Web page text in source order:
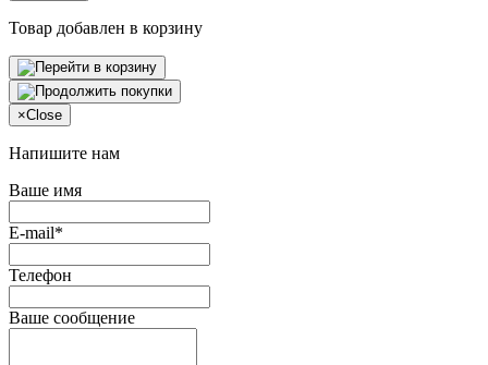
Товар добавлен в корзину
×Close
Напишите нам
Ваше имя
E-mail*
Телефон
Ваше сообщение